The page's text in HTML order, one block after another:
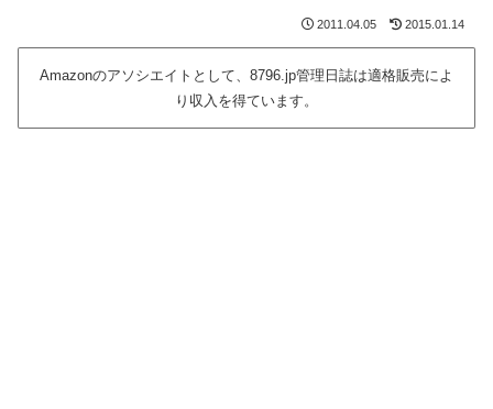
2011.04.05 2015.01.14
Amazonのアソシエイトとして、8796.jp管理日誌は適格販売によ
り収入を得ています。